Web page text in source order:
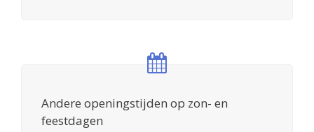
Andere openingstijden op zon- en
feestdagen